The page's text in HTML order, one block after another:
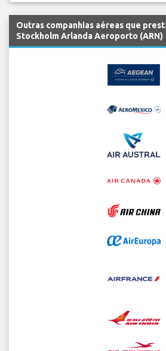
Outras companhias aéreas que
Stockholm Arlanda Aeroporto (ARN)